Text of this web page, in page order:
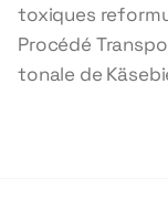
toxiques
Procédé
tonale de